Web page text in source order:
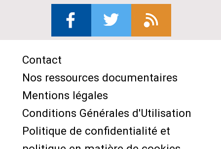
Menu
Pied
de
page
Contact
Nos ressources documentaires
Mentions légales
Conditions Générales d'Utilisation
Politique de confidentialité et